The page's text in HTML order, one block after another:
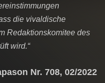
die vivaldische
Redaktionskomitee des
wird.“
Nr. 708, 02/2022